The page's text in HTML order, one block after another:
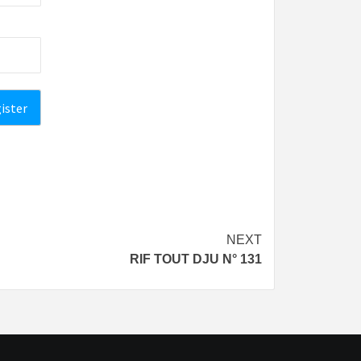
NEXT
RIF TOUT DJU N° 131